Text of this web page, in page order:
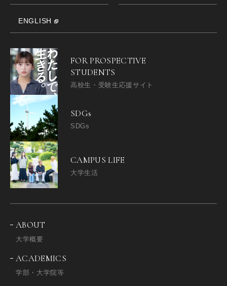
ENGLISH
FOR PROSPECTIVE
STUDENTS
高校生・受験生応援サイト
SDGs
SDGs
CAMPUS LIFE
大学生活
ABOUT
大学概要
ACADEMICS
学部・大学院等